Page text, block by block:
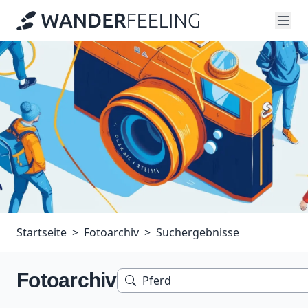
Startseite Fotoarchiv Suchergebnisse
Fotoarchiv